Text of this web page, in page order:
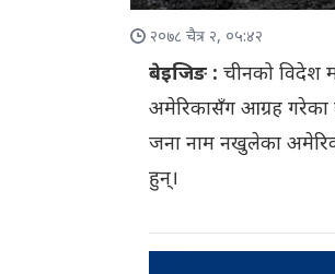
२०७८ चैत्र २, ०५:४२
बेइजिङ : चीनको विदेश
अमेरिकासँग आग्रह गरेका
जना नाम नखुलेका
हुन्।